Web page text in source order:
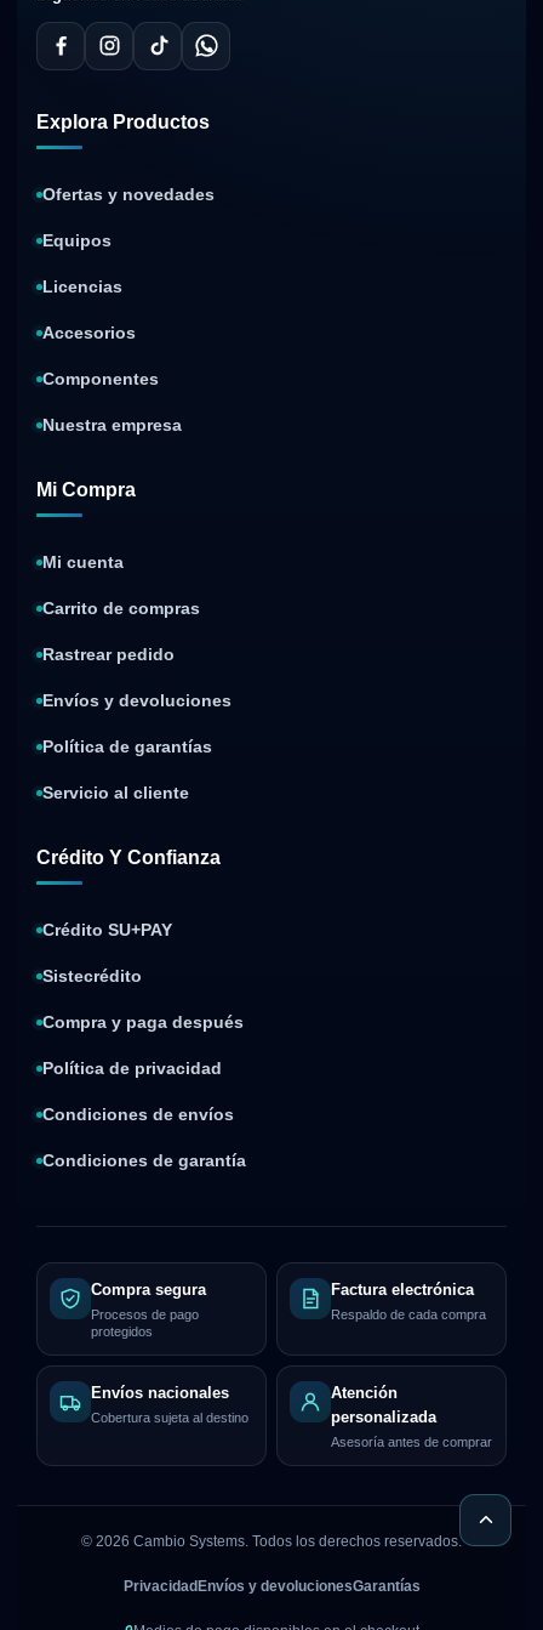
Explora Productos
Ofertas y novedades
Equipos
Licencias
Accesorios
Componentes
Nuestra empresa
Mi Compra
Mi cuenta
Carrito de compras
Rastrear pedido
Envíos y devoluciones
Política de garantías
Servicio al cliente
Crédito Y Confianza
Crédito SU+PAY
Sistecrédito
Compra y paga después
Política de privacidad
Condiciones de envíos
Condiciones de garantía
Compra segura
Procesos de pago
protegidos
Factura electrónica
Respaldo de cada compra
Envíos nacionales
Cobertura sujeta al destino
Atención
personalizada
Asesoría antes de comprar
© 2026 Cambio Systems. Todos los derechos reservados.
Privacidad Envíos y devolucionesGarantías